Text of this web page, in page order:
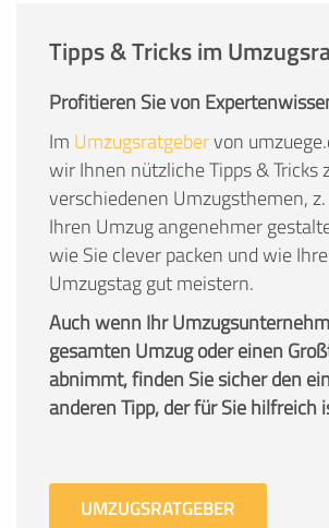
Tipps & Tricks im
Profitieren Sie von
Im Umzugsratgebervon
wir Ihnen nützliche Tipps & Tricks
verschiedenen Umzugsthemen,
Ihren Umzug angenehmer
wie Sie clever packen und wie
Umzugstag gut meistern.
Auch wenn Ihr
gesamten Umzug oder einen
abnimmt, finden Sie sicher den
anderen Tipp, der für Sie hilfreich
UMZUGSRATGEBER